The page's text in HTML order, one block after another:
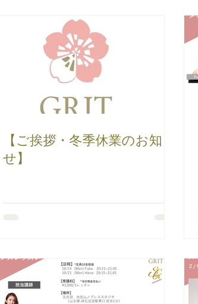
【ご挨拶・冬季休業のお知ら
せ】